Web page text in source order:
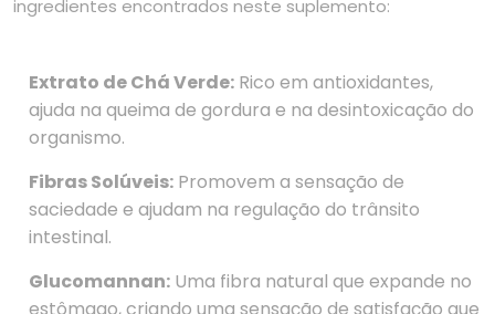
ingredientes encontrados neste suplemento:
Extrato de Chá Verde: Rico em antioxidantes,
ajuda na queima de gordura e na desintoxicação do
organismo.
Fibras Solúveis: Promovem a sensação de
saciedade e ajudam na regulação do trânsito
intestinal.
Glucomannan: Uma fibra natural que expande no